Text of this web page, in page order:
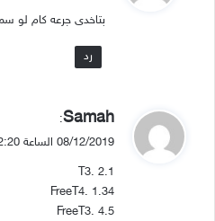
ل
بتاخدى جرعه كام لو
رد
ي
ق
ل
Samah
:
08/12/2019 الساعة 12:20 م
T3. 2.1
FreeT4. 1.34
FreeT3. 4.5